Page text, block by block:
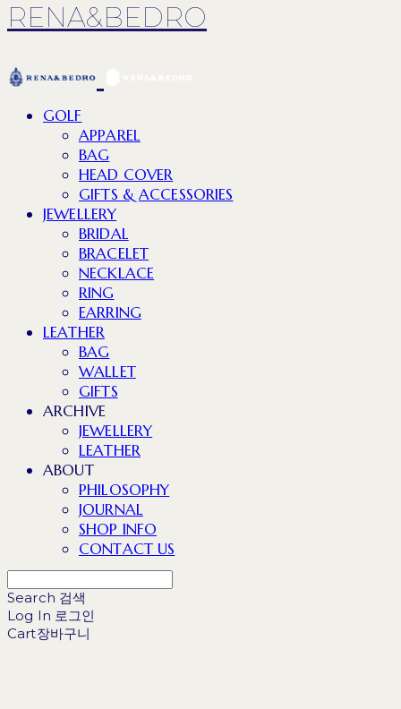
RENA&BEDRO
GOLF
APPAREL
BAG
HEAD COVER
GIFTS & ACCESSORIES
JEWELLERY
BRIDAL
BRACELET
NECKLACE
RING
EARRING
LEATHER
BAG
WALLET
GIFTS
ARCHIVE
JEWELLERY
LEATHER
ABOUT
PHILOSOPHY
JOURNAL
SHOP INFO
CONTACT US
Search 검색
Log In 로그인
Cart장바구니